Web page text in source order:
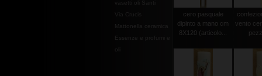
Mattonella ceramica
Essenze e profumi e
cero pasquale
dipinto a mano cm
8X120 (articolo...
vento